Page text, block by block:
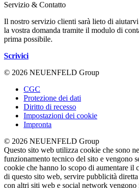
Servizio & Contatto
Il nostro servizio clienti sarà lieto di
la vostra domanda tramite il modulo di
prima possibile.
Scrivici
© 2026 NEUENFELD Group
CGC
Protezione dei dati
Diritto di recesso
Impostazioni dei cookie
Impronta
© 2026 NEUENFELD Group
Questo sito web utilizza cookie che sono
funzionamento tecnico del sito e vengono
cookie che hanno lo scopo di aumentare il
di questo sito web, servire pubblicità
con altri siti web e social network